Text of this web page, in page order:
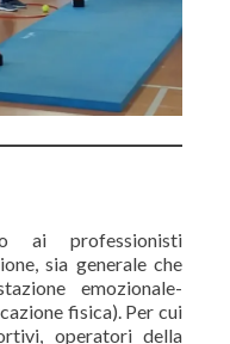
ai professionisti
sia generale che
emozionale-
fisica). Per cui
operatori della